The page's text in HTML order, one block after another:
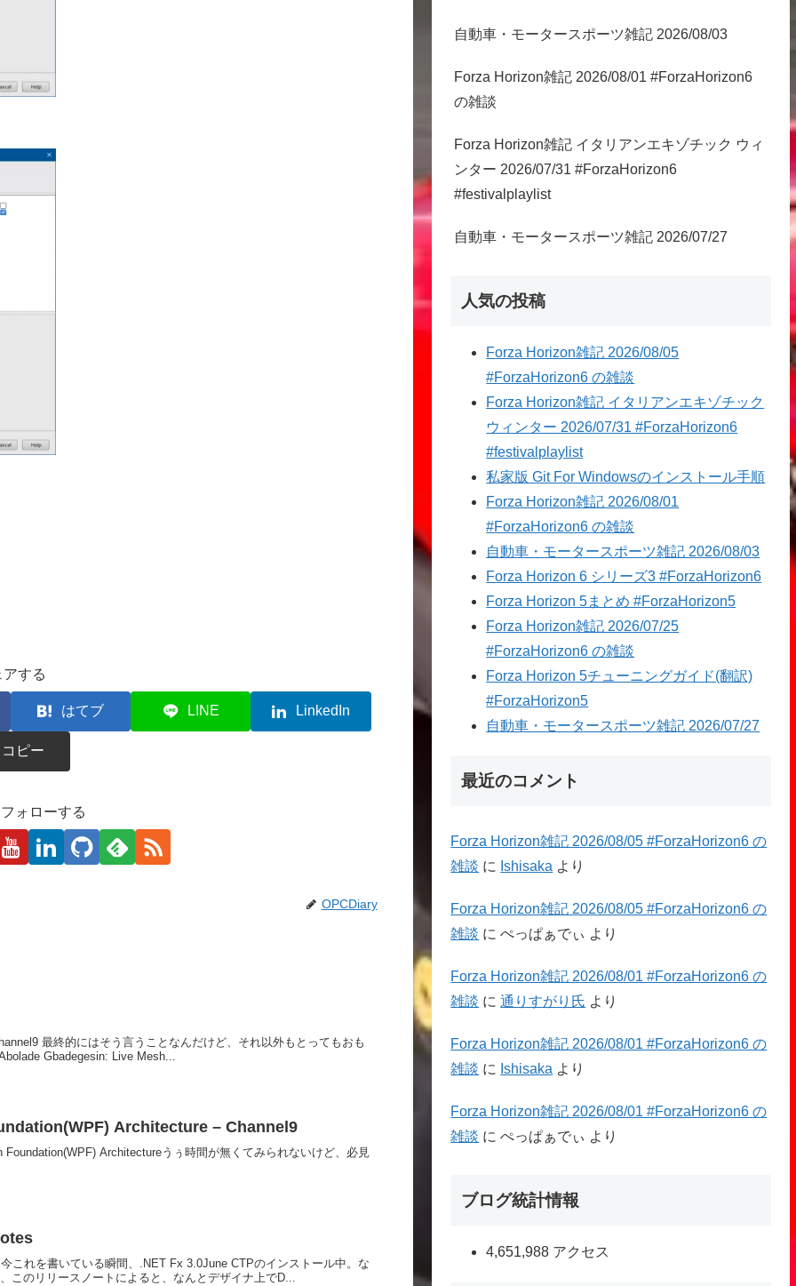
する
はてブ LINE LinkedIn
コピー
ォローする
OPCDiary
最終的にはそう言うことなんだけど、それ以外もとってもおも
Gbadegesin: Live Mesh...
Architecture – Channel9
Architectureうぅ時間が無くてみられないけど、必見
これを書いている瞬間、.NET Fx 3.0June CTPのインストール中。な
このリリースノートによると、なんとデザイナ上でD...
自動車・モータースポーツ雑記 2026/08/03
Forza Horizon雑記 2026/08/01 #ForzaHorizon6
の雑談
Forza Horizon雑記 イタリアンエキゾチック ウィ
ンター 2026/07/31 #ForzaHorizon6
#festivalplaylist
自動車・モータースポーツ雑記 2026/07/27
人気の投稿
Forza Horizon雑記 2026/08/05
#ForzaHorizon6 の雑談
Forza Horizon雑記 イタリアンエキゾチック
ウィンター 2026/07/31 #ForzaHorizon6
#festivalplaylist
私家版 Git For Windowsのインストール手順
Forza Horizon雑記 2026/08/01
#ForzaHorizon6 の雑談
自動車・モータースポーツ雑記 2026/08/03
Forza Horizon 6 シリーズ3 #ForzaHorizon6
Forza Horizon 5まとめ #ForzaHorizon5
Forza Horizon雑記 2026/07/25
#ForzaHorizon6 の雑談
Forza Horizon 5チューニングガイド(翻訳)
#ForzaHorizon5
自動車・モータースポーツ雑記 2026/07/27
最近のコメント
Forza Horizon雑記 2026/08/05 #ForzaHorizon6 の
雑談 に Ishisaka より
Forza Horizon雑記 2026/08/05 #ForzaHorizon6 の
雑談 にぺっぱぁでぃ より
Forza Horizon雑記 2026/08/01 #ForzaHorizon6 の
雑談 に通りすがり氏 より
Forza Horizon雑記 2026/08/01 #ForzaHorizon6 の
雑談 に Ishisaka より
Forza Horizon雑記 2026/08/01 #ForzaHorizon6 の
雑談 にぺっぱぁでぃ より
ブログ統計情報
4,651,988 アクセス